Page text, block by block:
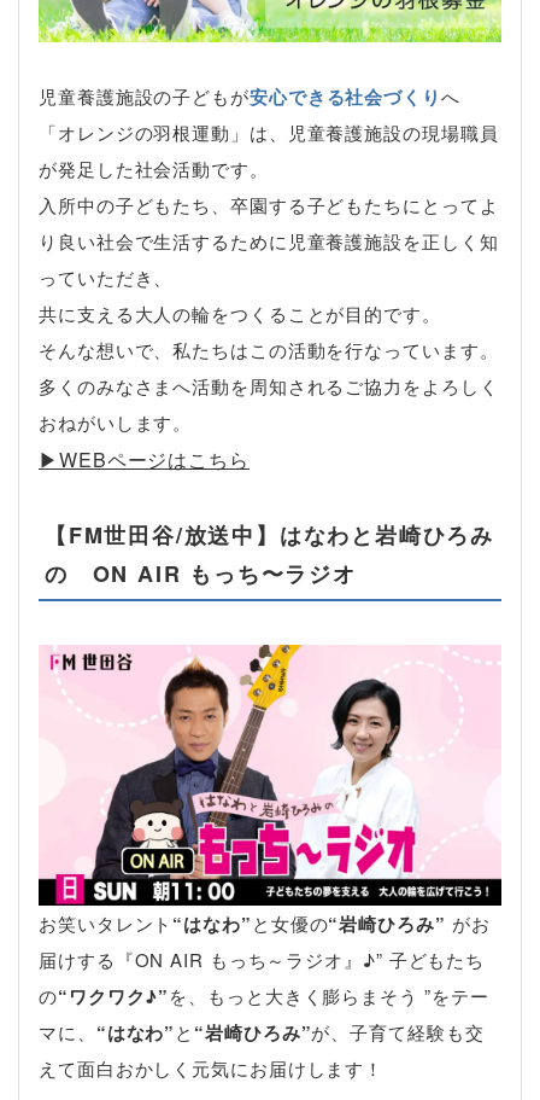
児童養護施設の子どもが安心できる社会づくりへ
「オレンジの羽根運動」は、児童養護施設の現場職員
が発足した社会活動です。
入所中の子どもたち、卒園する子どもたちにとってよ
り良い社会で生活するために児童養護施設を正しく知
っていただき、
共に支える大人の輪をつくることが目的です。
そんな想いで、私たちはこの活動を行なっています。
多くのみなさまへ活動を周知されるご協力をよろしく
おねがいします。
▶︎WEBページはこちら
【FM世田谷/放送中】はなわと岩崎ひろみ
の ON AIR もっち〜ラジオ
お笑いタレント “はなわ”と女優の“岩崎ひろみ” がお
届けする『ON AIR もっち～ラジオ』♪” 子どもたち
の“ワクワク♪”を、もっと大きく膨らまそう ”をテー
マに、 “はなわ”と “岩崎ひろみ”が、子育て経験も交
えて面白おかしく元気にお届けします！